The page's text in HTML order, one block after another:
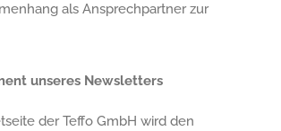
als Ansprechpartner zur
unseres Newsletters
der Teffo GmbH wird den